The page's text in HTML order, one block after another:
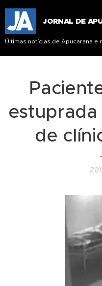
JORNAL DE
Últimas notícias de Apucarana e
de